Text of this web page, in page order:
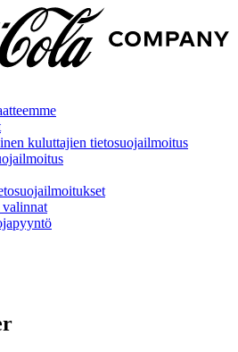
kuluttajien tietosuojailmoitus
valinnat